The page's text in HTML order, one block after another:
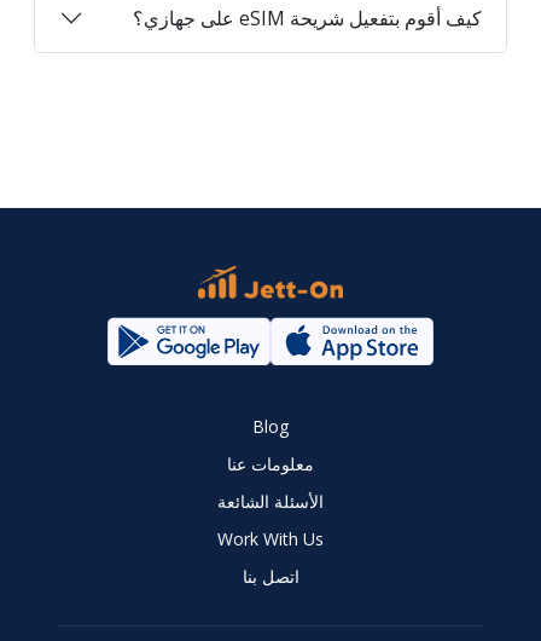
كيف أقوم بتفعيل شريحة eSIM على جهازي؟
Blog
معلومات عنا
الأسئلة الشائعة
Work With Us
اتصل بنا